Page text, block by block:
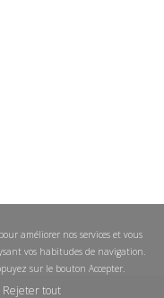
améliorer nos services et vous
vos habitudes de navigation.
sur le bouton Accepter.
Rejeter tout